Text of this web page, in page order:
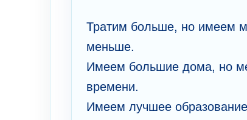
Тратим больше, но имеем
меньше.
Имеем большие дома, но
времени.
Имеем лучшее